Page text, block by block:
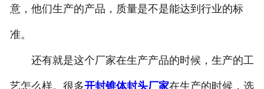
意，他们生产的产品，质量是不是能达到行业的标
准。
还有就是这个厂家在生产产品的时候，生产的工
艺怎么样。很多开封锥体封头厂家在生产的时候，选